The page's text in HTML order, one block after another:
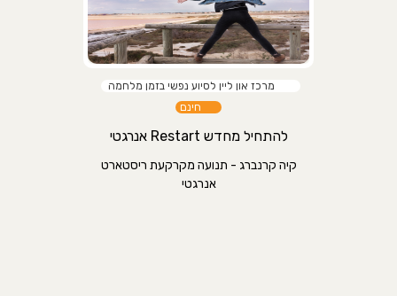
מרכז און ליין לסיוע נפשי בזמן מלחמה
חינם
להתחיל מחדש Restart אנרגטי
קיה קרנברג - תנועה מקרקעת ריסטארט
אנרגטי